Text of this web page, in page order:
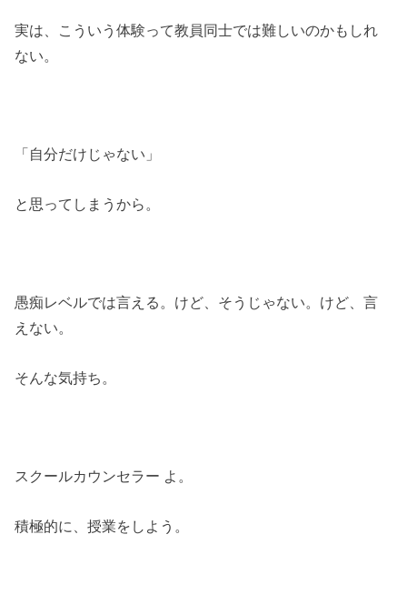
実は、こういう体験って教員同士では難しいのかもしれ
ない。
「自分だけじゃない」
と思ってしまうから。
愚痴レベルでは言える。けど、そうじゃない。けど、言
えない。
そんな気持ち。
スクールカウンセラー よ。
積極的に、授業をしよう。